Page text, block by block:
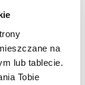
na
lub tablecie.
Tobie